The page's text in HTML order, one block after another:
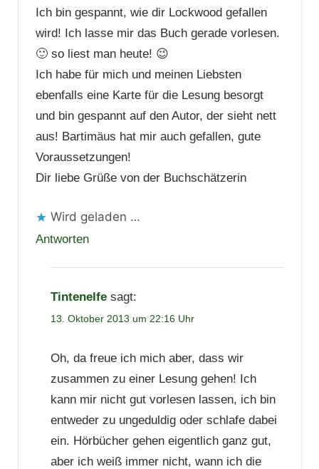
Ich bin gespannt, wie dir Lockwood gefallen
wird! Ich lasse mir das Buch gerade vorlesen.
🙂 so liest man heute! 😉
Ich habe für mich und meinen Liebsten
ebenfalls eine Karte für die Lesung besorgt
und bin gespannt auf den Autor, der sieht nett
aus! Bartimäus hat mir auch gefallen, gute
Voraussetzungen!
Dir liebe Grüße von der Buchschätzerin
Wird geladen …
Antworten
Tintenelfe sagt:
13. Oktober 2013 um 22:16 Uhr
Oh, da freue ich mich aber, dass wir
zusammen zu einer Lesung gehen! Ich
kann mir nicht gut vorlesen lassen, ich bin
entweder zu ungeduldig oder schlafe dabei
ein. Hörbücher gehen eigentlich ganz gut,
aber ich weiß immer nicht, wann ich die